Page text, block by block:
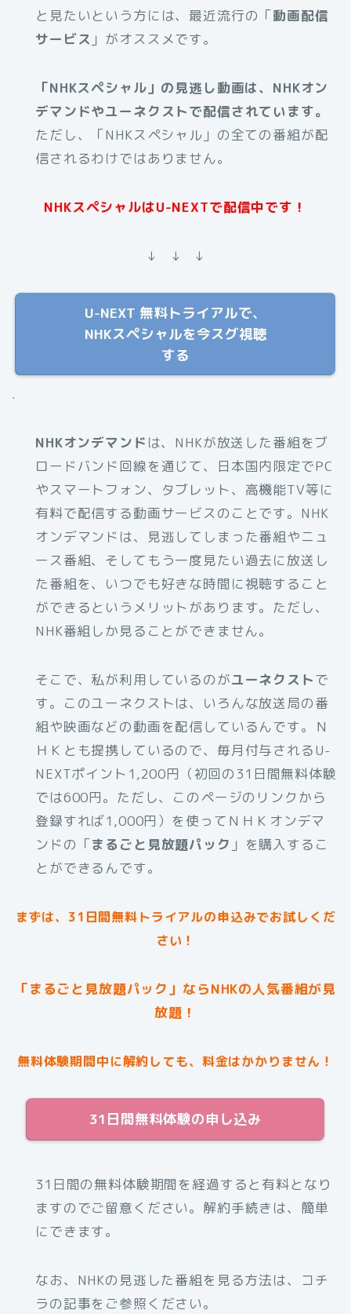
と見たいという方には、最近流行の「動画配信
サービス 」がオススメです。
「NHKスペシャル」の見逃し動画は、NHKオン
デマンドやユーネクストで配信されています。
ただし、「NHKスペシャル」の全ての番組が配
信されるわけではありません。
NHKスペシャルはU-NEXTで配信中です！
↓ ↓ ↓
U-NEXT 無料トライアルで、
NHKスペシャルを今スグ視聴
する
.
NHKオンデマンド は、NHKが放送した番組をブ
ロードバンド回線を通じて、日本国内限定でPC
やスマートフォン、タブレット、高機能TV等に
有料で配信する動画サービスのことです。NHK
オンデマンドは、見逃してしまった番組やニュ
ース番組、そしてもう一度見たい過去に放送し
た番組を、いつでも好きな時間に視聴すること
ができるというメリットがあります。ただし、
NHK番組しか見ることができません。
そこで、私が利用しているのがユーネクストで
す。このユーネクストは、いろんな放送局の番
組や映画などの動画を配信しているんです。Ｎ
ＨＫとも提携しているので、毎月付与されるU-
NEXTポイント1,200円（初回の31日間無料体験
では600円。ただし、このページのリンクから
登録すれば1,000円）を使ってＮＨＫオンデマ
ンドの「まるごと見放題パック 」を購入するこ
とができるんです。
まずは、31日間無料トライアルの申込みでお試しくだ
さい！
「まるごと見放題パック」ならNHKの人気番組が見
放題！
無料体験期間中に解約しても、料金はかかりません！
31日間無料体験の申し込み
31日間の無料体験期間を経過すると有料となり
ますのでご留意ください。解約手続きは、簡単
にできます。
なお、NHKの見逃した番組を見る方法は、コチ
ラの記事をご参照ください。